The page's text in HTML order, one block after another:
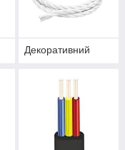
Декоративний